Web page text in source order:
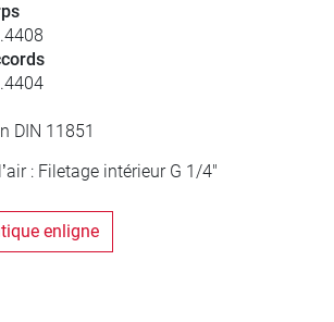
DIN 11851
: Filetage intérieur G 1/4"
enligne